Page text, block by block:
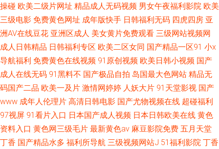
操碰 欧美二级片网址 精品成人无码视频 男女午夜福利影院 欧美
三级电影 免费黄色网址 成年版快手 日韩福利无码 四虎四房 亚
洲AV在线豆花 亚洲区成人 美女黄片免费观看 三级网站视频网
成人日韩精品 日韩福利专区 欧美二区女同 国产精品一区91 小x
导航福利 免费黄色在线视频 91原创视频 欧美日韩小视频 国产
成人在线无码 91黑料不 国产极品自拍 岛国最大色网站 精品无
码国产二品 欧美一及片 激情网婷婷 人妖大片 91天堂影视 国产
www 成年人伦理片 高清日韩电影 国产尤物视频在线 超碰福利
97视屏 91看片入口 日本国产成人视频 日本日韩欧美在线 黄色
资料入口 黄色网三级毛片 最新黄色av 麻豆影院免费 五月天堂
丁香 国产精品水多 福利所导航 三级视频网站J 51福利影院 丁香